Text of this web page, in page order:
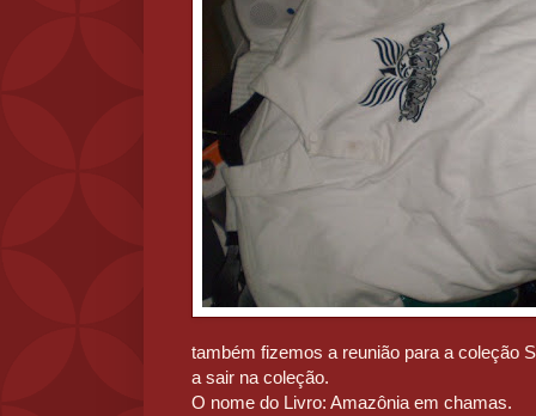
também fizemos a reunião para a coleção
a sair na coleção.
O nome do Livro: Amazônia em chamas.